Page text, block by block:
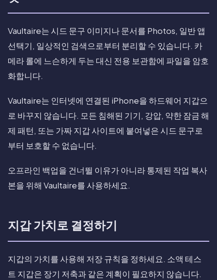
Vaultaire는 시드 문구 이미지나 문서를 Photos, 일반 앱
선택기, 일상적인 검색으로부터 분리할 수 있습니다. 카
메라 롤에 느슨하게 두는 대신 전용 보관함에 파일을 암호
화합니다.
Vaultaire는 인터넷에 연결된 iPhone을 하드웨어 지갑으
로 바꾸지 않습니다. 모든 침해된 기기, 강압, 약한 잠금 해
제 패턴, 또는 가짜 지갑 사이트에 붙여넣은 시드 문구로
부터 보호할 수 없습니다.
오프라인 백업을 건너뛸 이유가 아니라 통제된 작업 복사
본을 위해 Vaultaire를 사용하세요.
지갑 가치로 결정하기
지갑의 가치를 사용해 저장 규칙을 정하세요. 소액 테스
트 지갑은 장기 저축과 같은 계획이 필요하지 않습니다.